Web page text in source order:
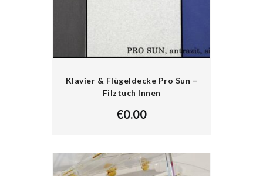
Klavier & Flügeldecke Pro Sun –
Filztuch Innen
€0.00